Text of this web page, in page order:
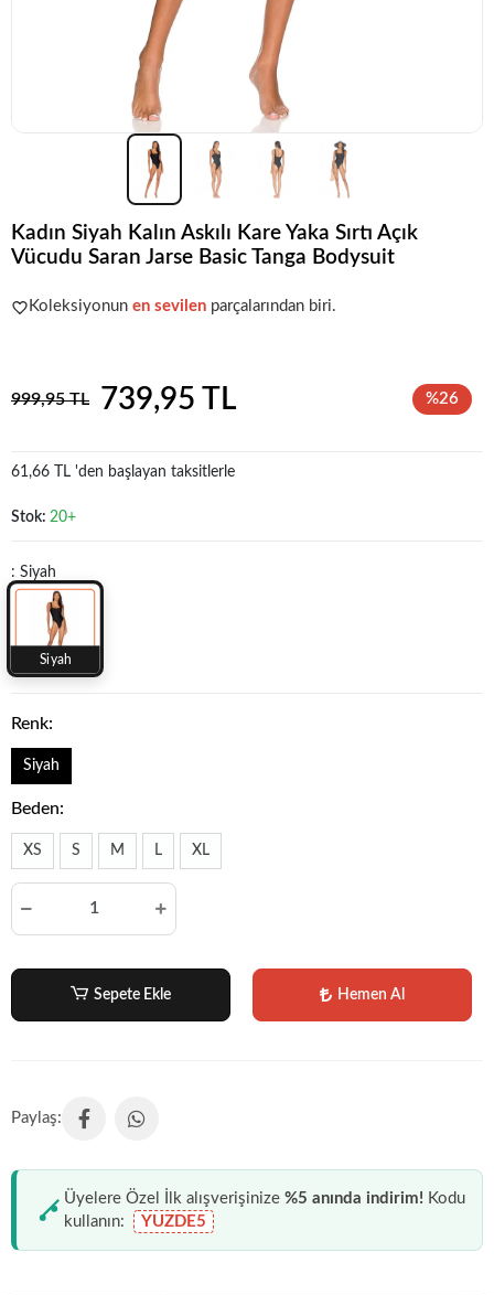
Kadın Siyah Kalın Askılı Kare Yaka Sırtı Açık
Vücudu Saran Jarse Basic Tanga Bodysuit
Popüler seçim!Gardırobunuz için harika bir tercih.
Koleksiyonun en sevilen parçalarından biri.
999,95 TL 739,95 TL %26
61,66 TL 'den başlayan taksitlerle
Stok: 20+
: Siyah
Siyah
Renk:
Siyah
Beden:
XS S M L XL
Sepete Ekle Hemen Al
Üyelere Özel İlk alışverişinize %5 anında indirim! Kodu
kullanın:
YUZDE5